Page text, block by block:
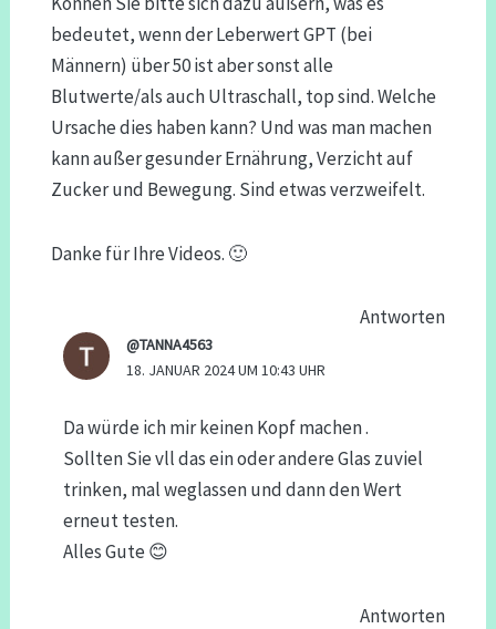
bedeutet, wenn der Leberwert GPT (bei
Männern) über 50 ist aber sonst alle
Blutwerte/als auch Ultraschall, top sind. Welche
Ursache dies haben kann? Und was man machen
kann außer gesunder Ernährung, Verzicht auf
Zucker und Bewegung. Sind etwas verzweifelt.
Danke für Ihre Videos. 🙂
Antworten
@TANNA4563
18. JANUAR 2024 UM 10:43 UHR
Da würde ich mir keinen Kopf machen .
Sollten Sie vll das ein oder andere Glas zuviel
trinken, mal weglassen und dann den Wert
erneut testen.
Alles Gute 😊
Antworten